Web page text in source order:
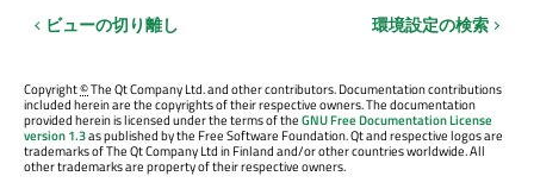
ビューの切り離し 環境設定の検索
Copyright©The Qt Company Ltd. and other contributors. Documentation contributions
included herein are the copyrights of their respective owners. The documentation
provided herein is licensed under the terms of theGNU Free Documentation License
version 1.3as published by the Free Software Foundation. Qt and respective logos are
trademarks of The Qt Company Ltd in Finland and/or other countries worldwide. All
other trademarks are property of their respective owners.